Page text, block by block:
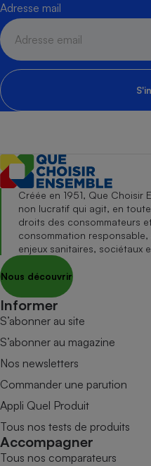
Adresse mail
Créée en 1951, Que Choisir
non lucratif qui agit, en
droits des consommateurs
consommation
enjeux sanitaires, sociétaux
Nous découvrir
Informer
S’abonner au site
S’abonner au magazine
Nos newsletters
Commander une parution
Appli Quel Produit
Tous nos tests de produits
Accompagner
Tous nos comparateurs